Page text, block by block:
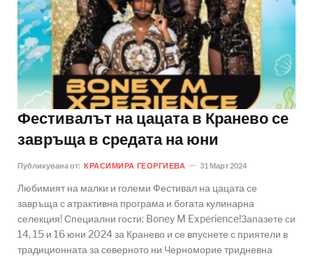
Фестивалът на цацата в Кранево се
завръща в средата на юни
Публикувана от: КРАСИМИРА ГЕОРГИЕВА 31 Март 2024
Любимият на малки и големи Фестивал на цацата се
завръща с атрактивна програма и богата кулинарна
селекция! Специални гости: Boney M Experience!Запазете си
14, 15 и 16 юни 2024 за Кранево и се впуснете с приятели в
традиционната за северното ни Черноморие тридневна